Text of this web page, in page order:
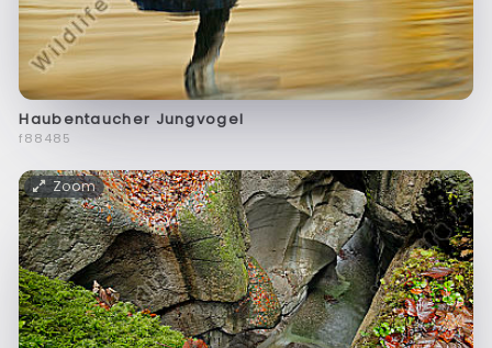
Haubentaucher Jungvogel
f88485
Zoom